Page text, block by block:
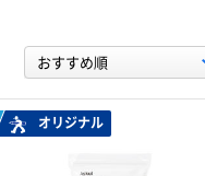
オリジナル